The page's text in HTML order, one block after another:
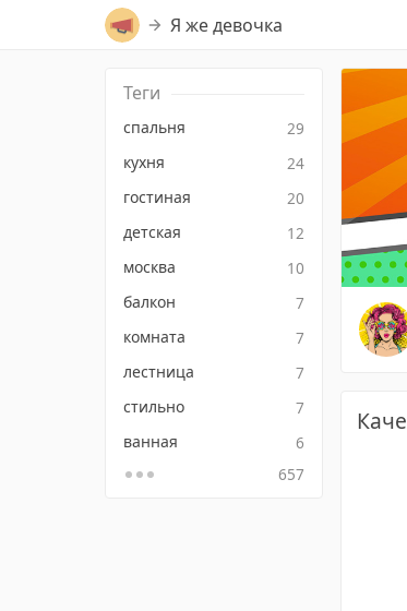
Я же девочка
Теги
спальня
29
кухня
24
гостиная
20
детская
12
москва
10
балкон
7
комната
7
лестница
7
стильно
7
ванная
6
657